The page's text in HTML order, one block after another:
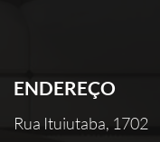
ENDEREÇO
Rua Ituiutaba, 1702